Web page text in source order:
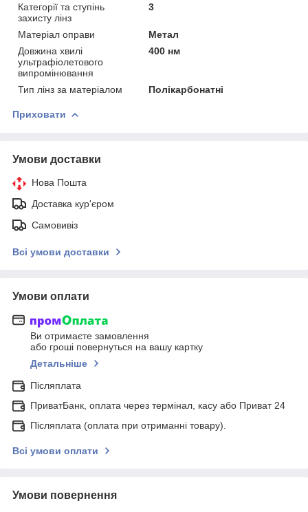
Категорії та ступінь
захисту лінз
3
Матеріал оправи
Метал
Довжина хвилі
ультрафіолетового
випромінювання
400 нм
Тип лінз за матеріалом Полікарбонатні
Приховати
Умови доставки
Нова Пошта
Доставка кур'єром
Самовивіз
Всі умови доставки
Умови оплати
Ви отримаєте замовлення
або гроші повернуться на вашу картку
Детальніше
Післяплата
ПриватБанк, оплата через термінал, касу або Приват 24
Післяплата (оплата при отриманні товару).
Всі умови оплати
Умови повернення